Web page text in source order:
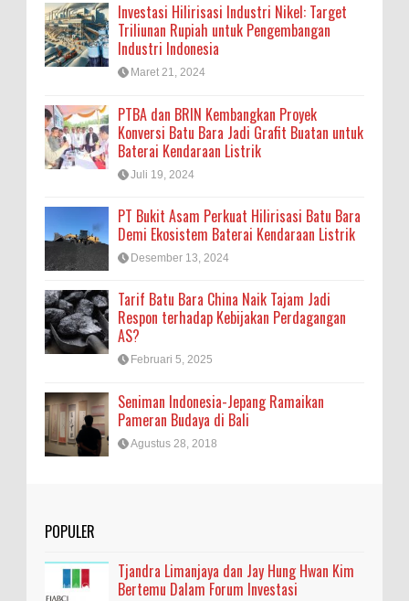
Investasi Hilirisasi Industri Nikel: Target
Triliunan Rupiah untuk Pengembangan
Industri Indonesia
Maret 21, 2024
PTBA dan BRIN Kembangkan Proyek
Konversi Batu Bara Jadi Grafit Buatan untuk
Baterai Kendaraan Listrik
Juli 19, 2024
PT Bukit Asam Perkuat Hilirisasi Batu Bara
Demi Ekosistem Baterai Kendaraan Listrik
Desember 13, 2024
Tarif Batu Bara China Naik Tajam Jadi
Respon terhadap Kebijakan Perdagangan
AS?
Februari 5, 2025
Seniman Indonesia-Jepang Ramaikan
Pameran Budaya di Bali
Agustus 28, 2018
POPULER
Tjandra Limanjaya dan Jay Hung Hwan Kim
Bertemu Dalam Forum Investasi